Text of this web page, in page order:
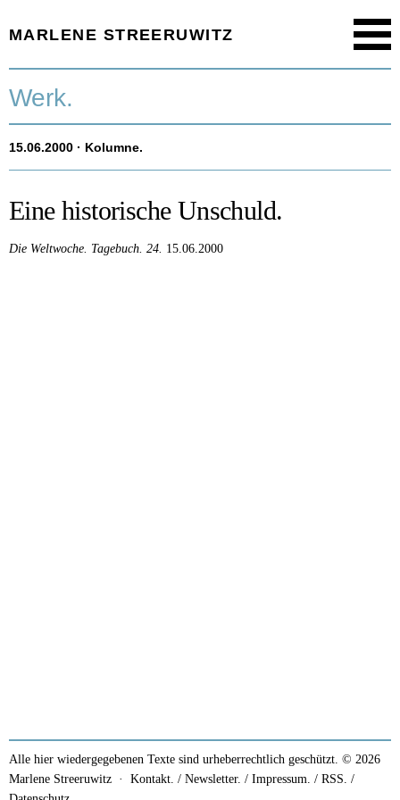
MARLENE STREERUWITZ
Timeline.
Texte.
Aktuell.
Werk.
15.06.2000 · Kolumne.
Eine historische Unschuld.
Die Weltwoche. Tagebuch. 24. 15.06.2000
Alle hier wiedergegebenen Texte sind urheberrechtlich geschützt. © 2026
Marlene Streeruwitz · Kontakt. / Newsletter. / Impressum. / RSS. /